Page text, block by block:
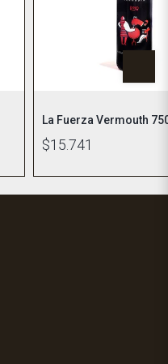
La Fuerza Vermouth
$15.741